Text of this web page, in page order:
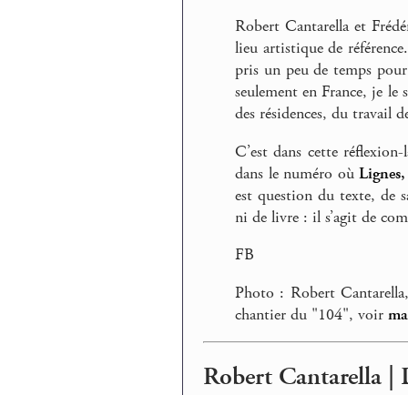
Robert Cantarella et
lieu artistique de
pris un peu de temps
seulement en France, je
des résidences, du travail
C’est dans cette
dans le numéro où
est question du texte, de
ni de livre : il s’agit de
FB
Photo : Robert
chantier du "104", voir
Robert Cantarella |